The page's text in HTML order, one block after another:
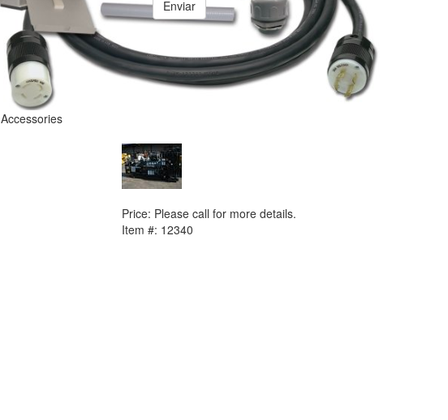
Enviar
Price: Please call for more details.
Item #: 12340